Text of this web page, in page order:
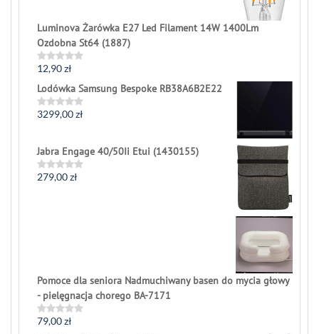
Luminova Żarówka E27 Led Filament 14W 1400Lm
Ozdobna St64 (1887)
Rated
out
of
5
12,90zł
Lodówka Samsung Bespoke RB38A6B2E22
Rated
of
5
3299,00zł
Jabra Engage 40/50Ii Etui (1430155)
Rated
279,00zł
Pomoce dla seniora Nadmuchiwany basen do mycia głowy
- pielęgnacja chorego BA-7171
Rated
79,00zł